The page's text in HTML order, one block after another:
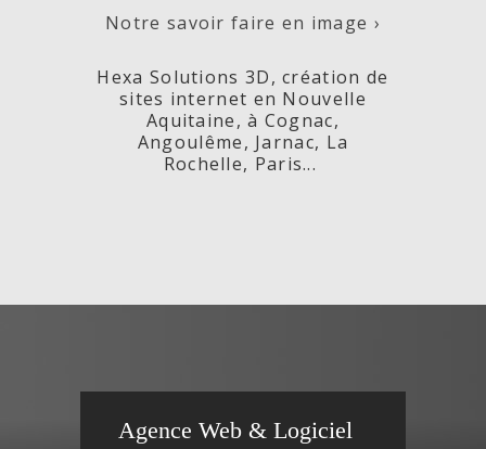
Notre savoir faire en image ›
Hexa Solutions 3D, création de
sites internet en Nouvelle
Aquitaine, à Cognac,
Angoulême, Jarnac, La
Rochelle, Paris...
Agence Web & Logiciel